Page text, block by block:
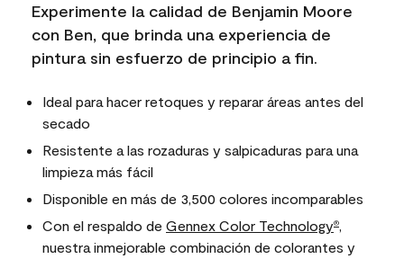
Experimente la calidad de Benjamin Moore
con Ben, que brinda una experiencia de
pintura sin esfuerzo de principio a fin.
Ideal para hacer retoques y reparar áreas antes del
secado
Resistente a las rozaduras y salpicaduras para una
limpieza más fácil
Disponible en más de 3,500 colores incomparables
Con el respaldo de Gennex Color Technology®,
nuestra inmejorable combinación de colorantes y